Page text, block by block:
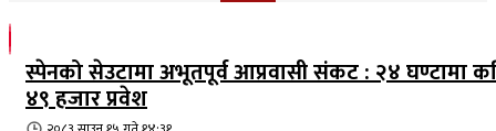
स्पेनको सेउटामा अभूतपूर्व आप्रवासी संकट : २४ घण्टामा
४९ हजार प्रवेश